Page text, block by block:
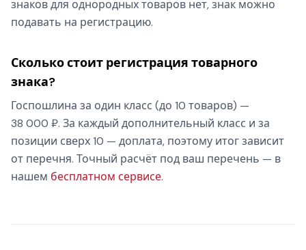
знаков для однородных товаров нет, знак можно
подавать на регистрацию.
Сколько стоит регистрация товарного
знака?
Госпошлина за один класс (до 10 товаров) —
38 000 ₽. За каждый дополнительный класс и за
позиции сверх 10 — доплата, поэтому итог зависит
от перечня. Точный расчёт под ваш перечень — в
нашем бесплатном сервисе.